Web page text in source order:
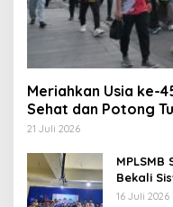
Meriahkan Usia ke-
Sehat dan Potong
21 Juli 2026
Bekali
16 Juli 2026